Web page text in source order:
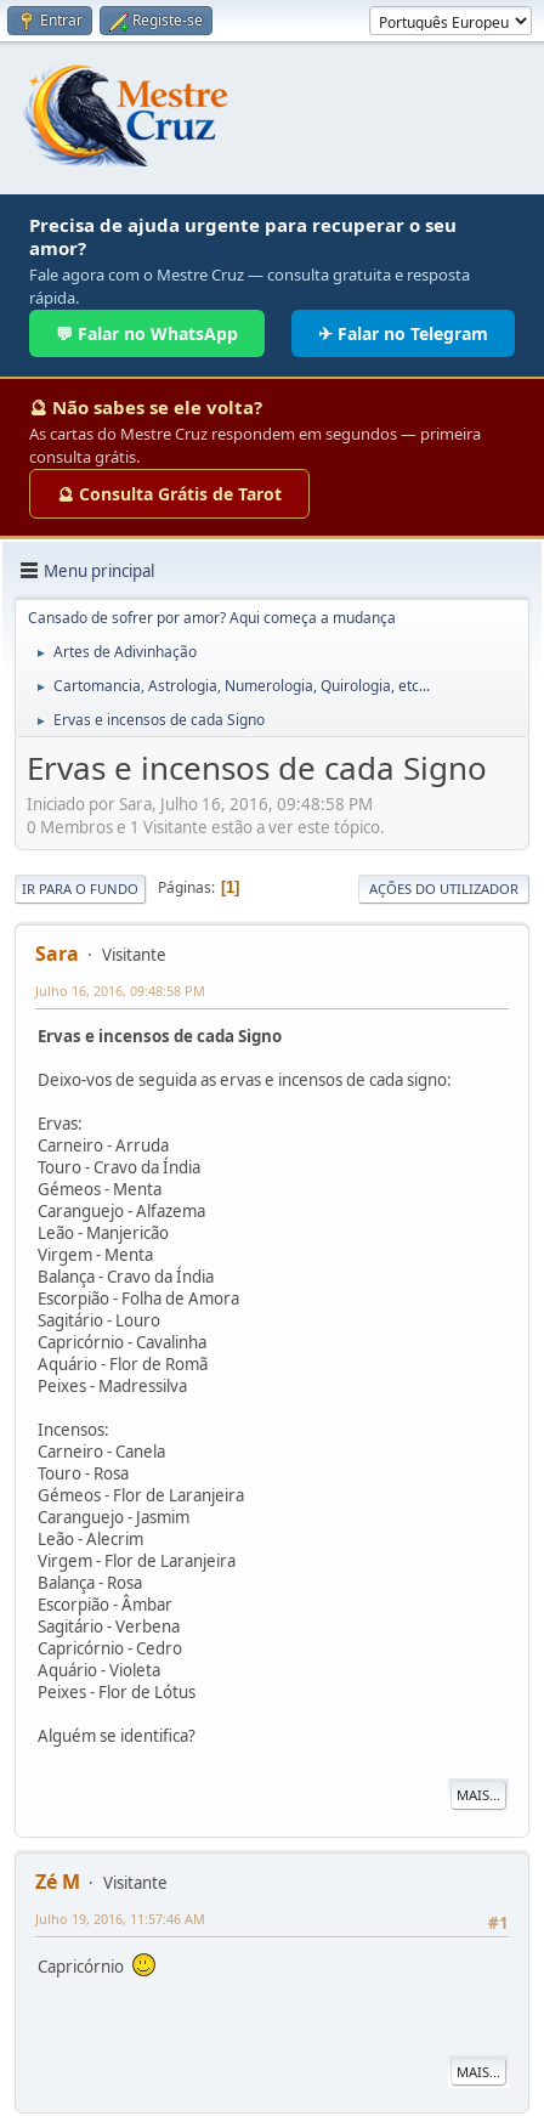
Entrar Registe-se
Precisa de ajuda urgente para recuperar o seu
amor?
Fale agora com o Mestre Cruz — consulta gratuita e resposta
rápida.
💬 Falar no WhatsApp ✈ Falar no Telegram
🔮 Não sabes se ele volta?
As cartas do Mestre Cruz respondem em segundos — primeira
consulta grátis.
🔮 Consulta Grátis de Tarot
Menu principal
Cansado de sofrer por amor? Aqui começa a mudança
► Artes de Adivinhação
► Cartomancia, Astrologia, Numerologia, Quirologia, etc...
► Ervas e incensos de cada Signo
Ervas e incensos de cada Signo
Iniciado por Sara, Julho 16, 2016, 09:48:58 PM
0 Membros e 1 Visitante estão a ver este tópico.
IR PARA O FUNDO Páginas 1 AÇÕES DO UTILIZADOR
Sara Visitante
Julho 16, 2016, 09:48:58 PM
Ervas e incensos de cada Signo
Deixo-vos de seguida as ervas e incensos de cada signo:
Ervas:
Carneiro - Arruda
Touro - Cravo da Índia
Gémeos - Menta
Caranguejo - Alfazema
Leão - Manjericão
Virgem - Menta
Balança - Cravo da Índia
Escorpião - Folha de Amora
Sagitário - Louro
Capricórnio - Cavalinha
Aquário - Flor de Romã
Peixes - Madressilva
Incensos:
Carneiro - Canela
Touro - Rosa
Gémeos - Flor de Laranjeira
Caranguejo - Jasmim
Leão - Alecrim
Virgem - Flor de Laranjeira
Balança - Rosa
Escorpião - Âmbar
Sagitário - Verbena
Capricórnio - Cedro
Aquário - Violeta
Peixes - Flor de Lótus
Alguém se identifica?
MAIS...
Zé M
Visitante
#1
Julho 19, 2016, 11:57:46 AM
Capricórnio
MAIS...